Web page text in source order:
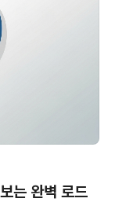
는 완벽 로드